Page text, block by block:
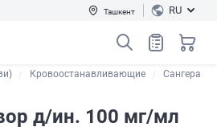
Ташкент RU
Кровоостанавливающие Сангера
д/ин. 100 мг/мл